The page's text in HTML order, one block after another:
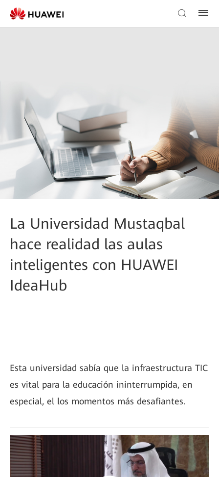
La Universidad Mustaqbal
hace realidad las aulas
inteligentes con HUAWEI
IdeaHub
Esta universidad sabía que la infraestructura TIC
es vital para la educación ininterrumpida, en
especial, el los momentos más desafiantes.